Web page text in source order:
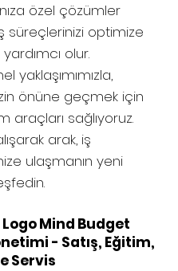
özel çözümler
süreçlerinizi optimize
olur.
yaklaşımımızla,
önüne geçmek için
araçları sağlıyoruz.
arak, iş
ulaşmanın yeni
Mind Budget
- Satış, Eğitim,
Servis